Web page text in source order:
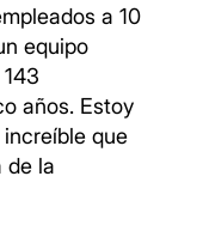
a 10
equipo
años. Estoy
que
de la